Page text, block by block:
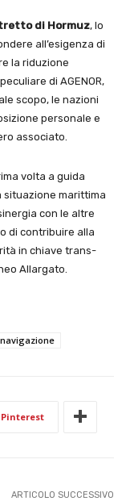
di Hormuz, lo
all’esigenza di
la riduzione
di AGENOR,
scopo, le nazioni
personale e
associato.
volta a guida
situazione marittima
con le altre
di contribuire alla
in chiave trans-
Allargato.
navigazione
Pinterest
ARTICOLO SUCCESSIVO